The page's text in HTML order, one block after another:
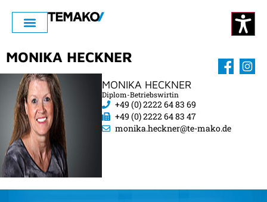
MONIKA HECKNER
MONIKA HECKNER
Diplom-Betriebswirtin
+49 (0) 2222 64 83 69
+49 (0) 2222 64 83 47
monika.heckner@te-mako.de